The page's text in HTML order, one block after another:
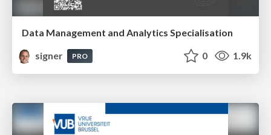
Data Management and Analytics Specialisation
signer
PRO 0 1.9k